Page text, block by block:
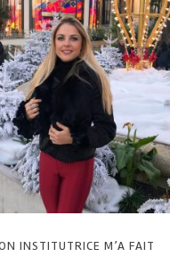
INSTITUTRICE M’A FAIT